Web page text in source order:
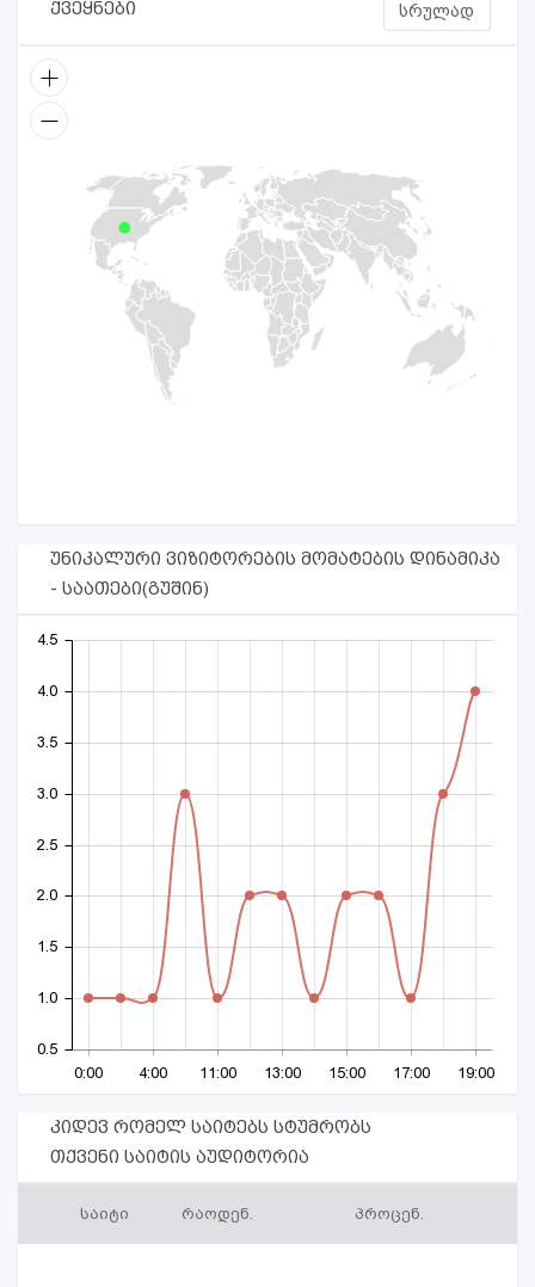
ქვეყნები სრულად
უნიკალური ვიზიტორების მომატების დინამიკა
- საათები(გუშინ)
0:00 4:00 11:00 13:00 15:00 17:00 19:00
0.5
1.0
1.5
2.0
2.5
3.0
3.5
4.0
4.5
კიდევ რომელ საიტებს სტუმრობს
თქვენი საიტის აუდიტორია
საიტი რაოდენ. პროცენ.